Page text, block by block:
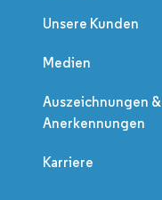
Unsere Kunden
Medien
Auszeichnungen &
Anerkennungen
Karriere